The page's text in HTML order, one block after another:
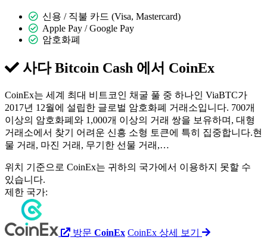
신용 / 직불 카드 (Visa, Mastercard)
Apple Pay / Google Pay
암호화폐
사다 Bitcoin Cash 에서 CoinEx
CoinEx는 세계 최대 비트코인 채굴 풀 중 하나인 ViaBTC가
2017년 12월에 설립한 글로벌 암호화폐 거래소입니다. 700개
이상의 암호화폐와 1,000개 이상의 거래 쌍을 보유하며, 대형
거래소에서 찾기 어려운 신흥 소형 토큰에 특히 집중합니다.현
물 거래, 마진 거래, 무기한 선물 거래,…
위치 기준으로 CoinEx는 귀하의 국가에서 이용하지 못할 수
있습니다.
제한 국가:
방문 CoinEx CoinEx 상세 보기